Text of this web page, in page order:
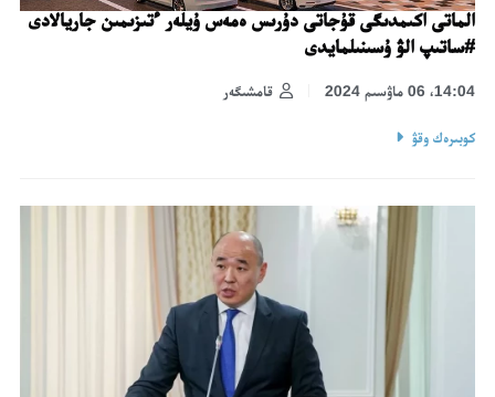
الماتى اكىمدىگى قۇجاتى دۇرىس ەمەس ۇيلەر ءتىزىمىن جاريالادى
#ساتىپ الۋ ۇسىنىلمايدى
قامشىگەر 14:04، 06 ماۋسىم 2024
كوبىرەك وقۋ